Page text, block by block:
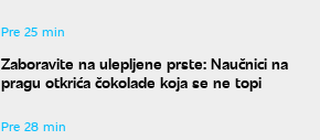
Pre 25 min
Zaboravite na ulepljene prste: Naučnici na
pragu otkrića čokolade koja se ne topi
Pre 28 min